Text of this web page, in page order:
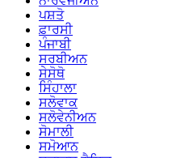
ਪਸ਼ਤੋ
ਫ਼ਾਰਸੀ
ਪੰਜਾਬੀ
ਸਰਬੀਅਨ
ਸੇਸੋਥੋ
ਸਿੰਹਾਲਾ
ਸਲੋਵਾਕ
ਸਲੋਵੇਨੀਅਨ
ਸੋਮਾਲੀ
ਸਮੋਆਨ